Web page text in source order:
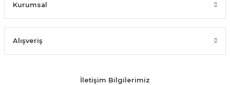
Kurumsal
Alışveriş
İletişim Bilgilerimiz